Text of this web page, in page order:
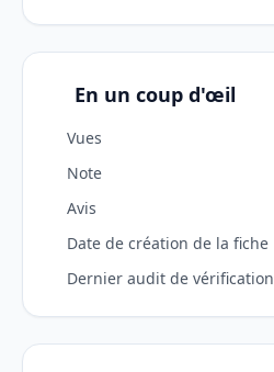
En un coup d'œil
Vues
Note
Avis
Date de création de la fiche
Dernier audit de vérification